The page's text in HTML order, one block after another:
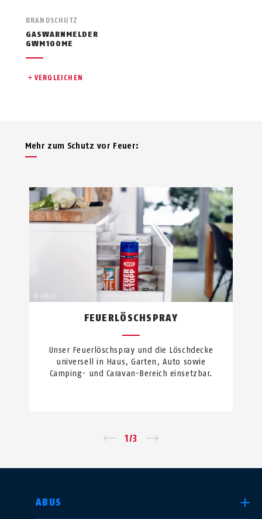
BRANDSCHUTZ
GASWARNMELDER
GWM100ME
VERGLEICHEN
Mehr zum Schutz vor Feuer:
FEUERLÖSCHSPRAY
Unser Feuerlöschspray und die Löschdecke
universell in Haus, Garten, Auto sowie
Camping- und Caravan-Bereich einsetzbar.
1/3
ABUS
LAND AUSWÄHLEN